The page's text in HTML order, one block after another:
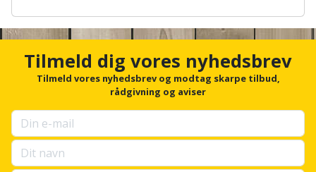
Stige
Stillads
Tagpapbrænder
Tapetværktøj
Overfræser
Overfræsertilbehør
Rillefræser
i
hjemmet
Skadedyrsbekæmpelse
Skraldespandsskjuler
Skydelåge
c
r
u
p
s
Tilmeld dig vores nyhedsbrev
Tilmeld vores nyhedsbrev og modtag skarpe tilbud,
rådgivning og aviser